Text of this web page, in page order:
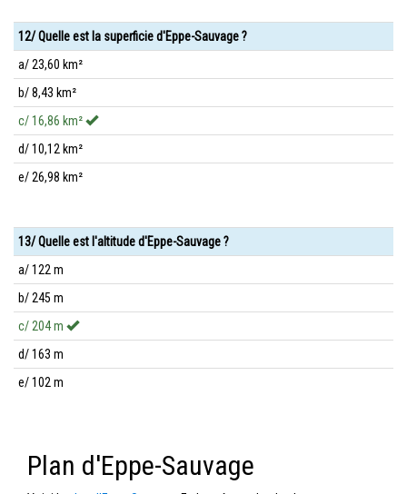
12/ Quelle est la superficie d'Eppe-Sauvage ?
a/ 23,60 km²
b/ 8,43 km²
c/ 16,86 km²
d/ 10,12 km²
e/ 26,98 km²
13/ Quelle est l'altitude d'Eppe-Sauvage ?
a/ 122 m
b/ 245 m
c/ 204 m
d/ 163 m
e/ 102 m
Plan d'Eppe-Sauvage